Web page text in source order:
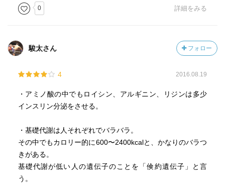
ではなく、ブドウミニスパイクを防ぐことが本質であろ
う。もっと言えば、インシュリン抵抗性を解消できれば、
かもしれない。
以下注目点
・肥満ホルモンのインスリン。血糖値があがると、インシ
ュリンが大量に分泌される。
期間。
・糖質制限食が人類本来の食事。
カリン、ネオテームの5種類はゼロカロリーで血糖値も上昇
0 詳細をみる
駿太さん フォロー
4 2016.08.19
・アミノ酸の中でもロイシン、アルギニン、リジンは多少
インスリン分泌をさせる。
・基礎代謝は人それぞれでバラバラ。
その中でもカロリー的に600〜2400kcalと、かなりのバラつ
きがある。
基礎代謝が低い人の遺伝子のことを「倹約遺伝子」と言
う。